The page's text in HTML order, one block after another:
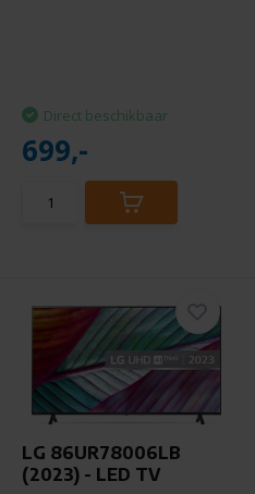
Direct beschikbaar
699,-
LG 86UR78006LB
(2023) - LED TV